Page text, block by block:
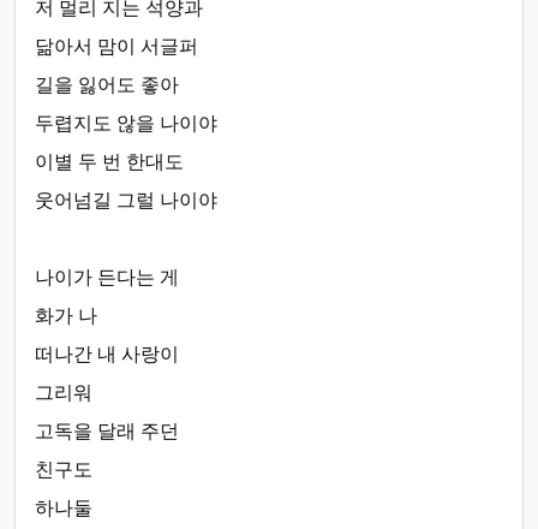
저 멀리 지는 석양과
닮아서 맘이 서글퍼
길을 잃어도 좋아
두렵지도 않을 나이야
이별 두 번 한대도
웃어넘길 그럴 나이야
나이가 든다는 게
화가 나
떠나간 내 사랑이
그리워
고독을 달래 주던
친구도
하나둘